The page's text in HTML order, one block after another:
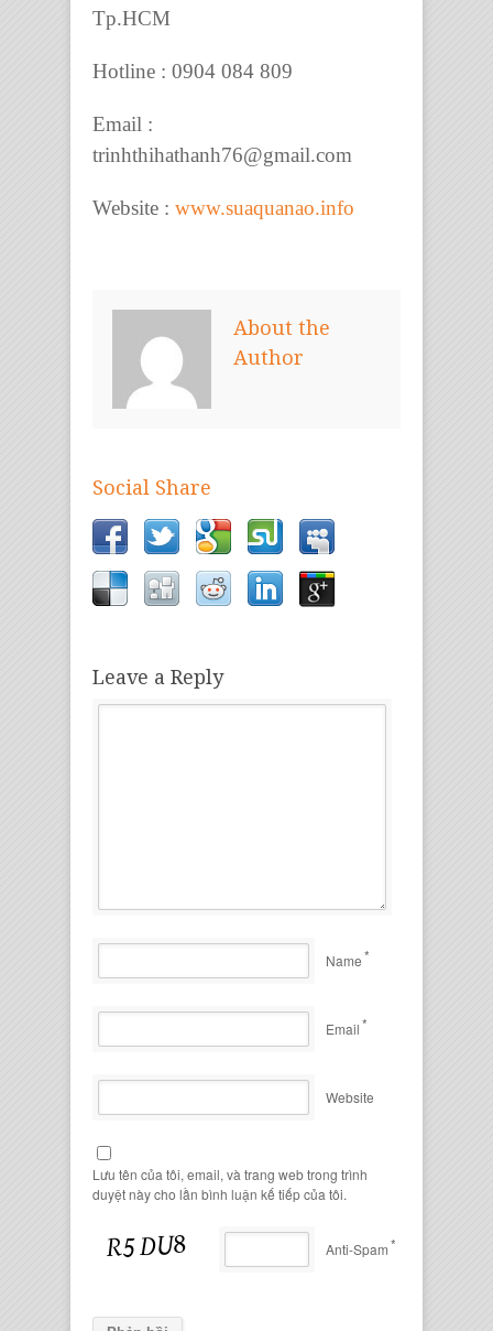
Tp.HCM
Hotline : 0904 084 809
Email :
trinhthihathanh76@gmail.com
Website : www.suaquanao.info
About the
Author
Social Share
Leave a Reply
Name*
Email*
Website
Lưu tên của tôi, email, và trang web trong trình
duyệt này cho lần bình luận kế tiếp của tôi.
Anti-Spam*